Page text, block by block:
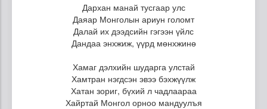
Дархан манай тусгаар улс
Даяар Монголын ариун голомт
Далай их дээдсийн гэгээн үйлс
Дандаа энхжиж, үүрд мөнхжинө
Хамаг дэлхийн шударга улстай
Хамтран нэгдсэн эвээ бэхжүүлж
Хатан зориг, бүхий л чадлаараа
Хайртай Монгол орноо мандуулъя